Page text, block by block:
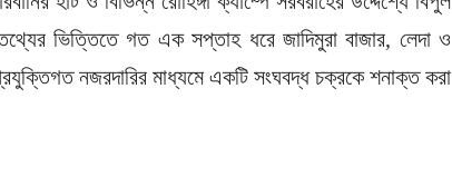
ভিত্তিতে গত এক সপ্তাহ ধরে জাদিমুরা বাজার, লেদা ও
নজরদারির মাধ্যমে একটি সংঘবদ্ধ চক্রকে শনাক্ত করা